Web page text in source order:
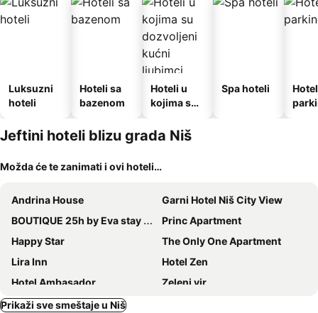
Luksuzni
hoteli
Hoteli sa
bazenom
Hoteli u
kojima su
kućni
ljubimci
Spa hoteli
Jeftini hoteli blizu grada Niš
Možda će te zanimati i ovi hoteli…
Andrina House
Garni Hotel Niš City View
BOUTIQUE 25h by Eva stay 018
Princ Apartment
Happy Star
The Only One Apartment
Lira Inn
Hotel Zen
Hotel Ambasador
Zeleni vir
Consul
Prikaži sve smeštaje u Niš